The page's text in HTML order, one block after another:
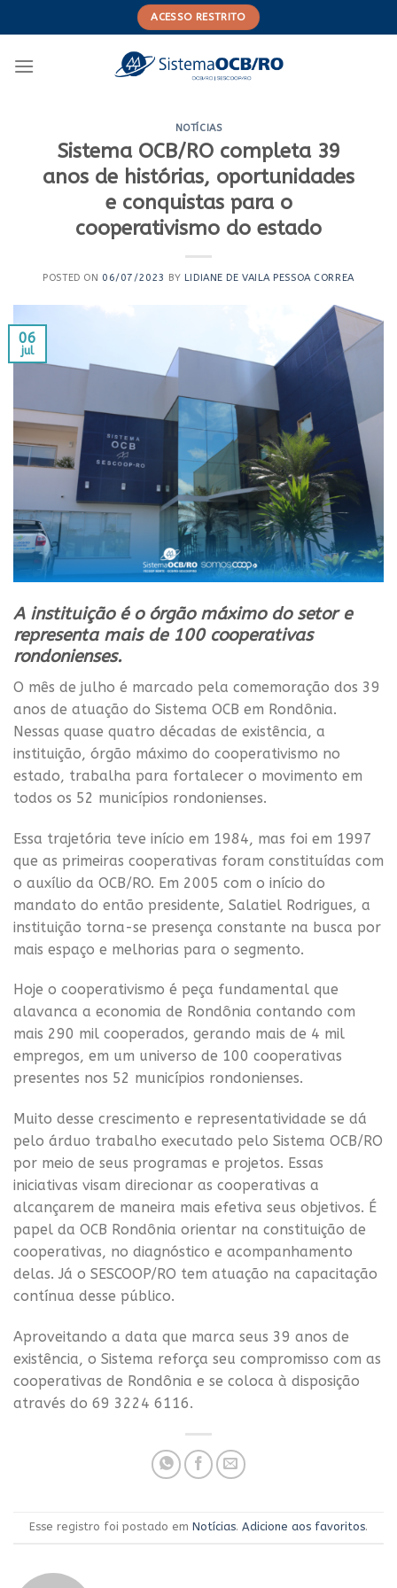
to
ACESSO RESTRITO
NOTÍCIAS
Sistema OCB/RO completa 39
anos de histórias, oportunidades
e conquistas para o
cooperativismo do estado
POSTED ON 06/07/2023 BY LIDIANE DE VAILA PESSOA CORREA
06
jul
A instituição é o órgão máximo do setor e
representa mais de 100 cooperativas
rondonienses.
O mês de julho é marcado pela comemoração dos 39
anos de atuação do Sistema OCB em Rondônia.
Nessas quase quatro décadas de existência, a
instituição, órgão máximo do cooperativismo no
estado, trabalha para fortalecer o movimento em
todos os 52 municípios rondonienses.
Essa trajetória teve início em 1984, mas foi em 1997
que as primeiras cooperativas foram constituídas com
o auxílio da OCB/RO. Em 2005 com o início do
mandato do então presidente, Salatiel Rodrigues, a
instituição torna-se presença constante na busca por
mais espaço e melhorias para o segmento.
Hoje o cooperativismo é peça fundamental que
alavanca a economia de Rondônia contando com
mais 290 mil cooperados, gerando mais de 4 mil
empregos, em um universo de 100 cooperativas
presentes nos 52 municípios rondonienses.
Muito desse crescimento e representatividade se dá
pelo árduo trabalho executado pelo Sistema OCB/RO
por meio de seus programas e projetos. Essas
iniciativas visam direcionar as cooperativas a
alcançarem de maneira mais efetiva seus objetivos. É
papel da OCB Rondônia orientar na constituição de
cooperativas, no diagnóstico e acompanhamento
delas. Já o SESCOOP/RO tem atuação na capacitação
contínua desse público.
Aproveitando a data que marca seus 39 anos de
existência, o Sistema reforça seu compromisso com as
cooperativas de Rondônia e se coloca à disposição
através do 69 3224 6116.
Esse registro foi postado em Notícias. Adicione aos favoritos.